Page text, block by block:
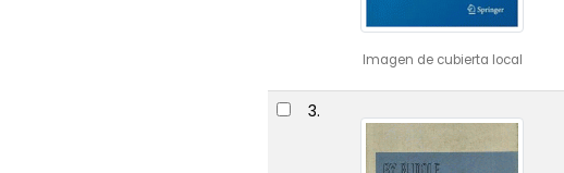
Imagen de cubierta local
3.